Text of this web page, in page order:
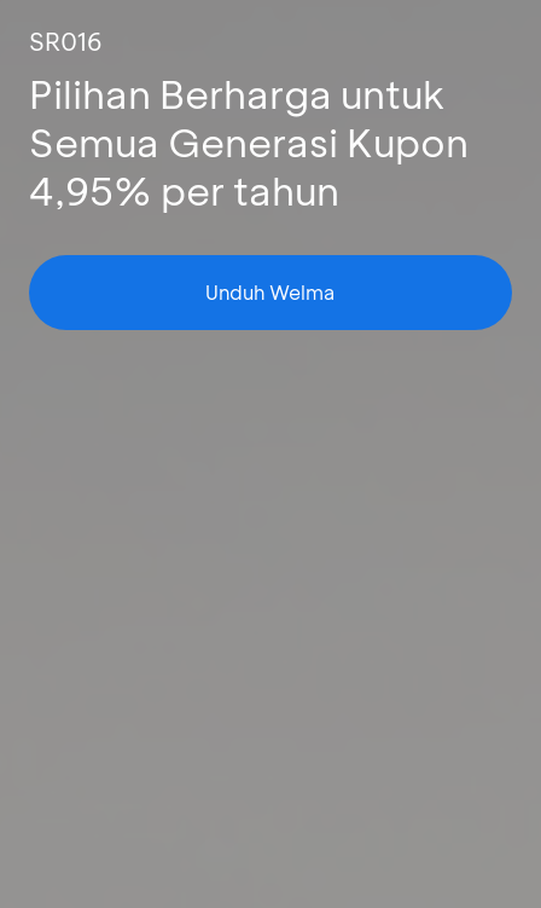
SR016
Pilihan Berharga untuk
Semua Generasi Kupon
4,95% per tahun
Unduh Welma